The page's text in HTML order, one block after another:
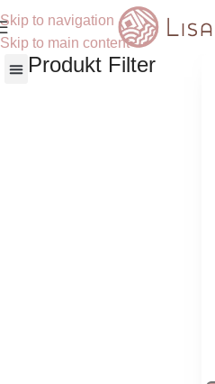
Skip to navigation
Skip to main content
Produkt Filter